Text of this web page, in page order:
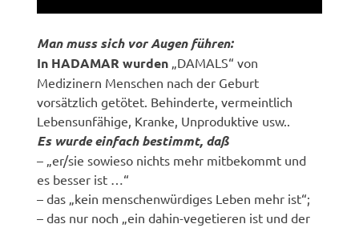
Man muss sich vor Augen führen:
In HADAMAR wurden „DAMALS“ von
Medizinern Menschen nach der Geburt
vorsätzlich getötet. Behinderte, vermeintlich
Lebensunfähige, Kranke, Unproduktive usw..
Es wurde einfach bestimmt, daß
– „er/sie sowieso nichts mehr mitbekommt und
es besser ist …“
– das „kein menschenwürdiges Leben mehr ist“;
– das nur noch „ein dahin-vegetieren ist und der